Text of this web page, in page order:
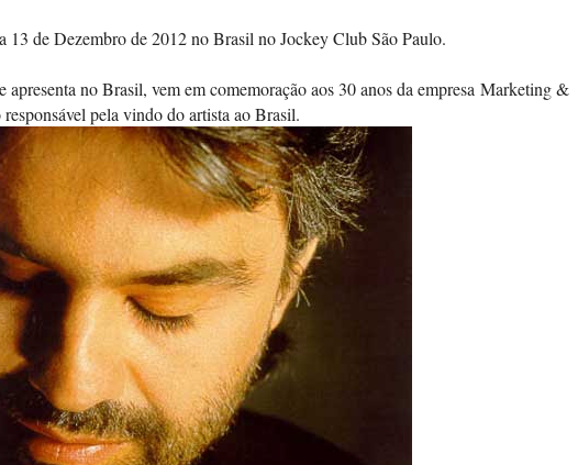
13 de Dezembro de 2012 no Brasil no Jockey Club São Paulo.
apresenta no Brasil, vem em comemoração aos 30 anos da empresa Marketing &
pela vindo do artista ao Brasil.